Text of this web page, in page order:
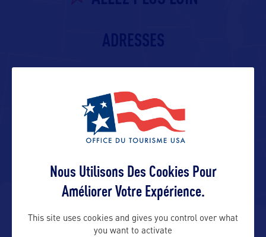
ADRESSES
TourismOhio
P.O. Box 1001
Columbus, OH 43216-1001 – USA
Contact presse
Nous Utilisons Des Cookies Pour
Améliorer Votre Expérience.
This site uses cookies and gives you control over what
you want to activate